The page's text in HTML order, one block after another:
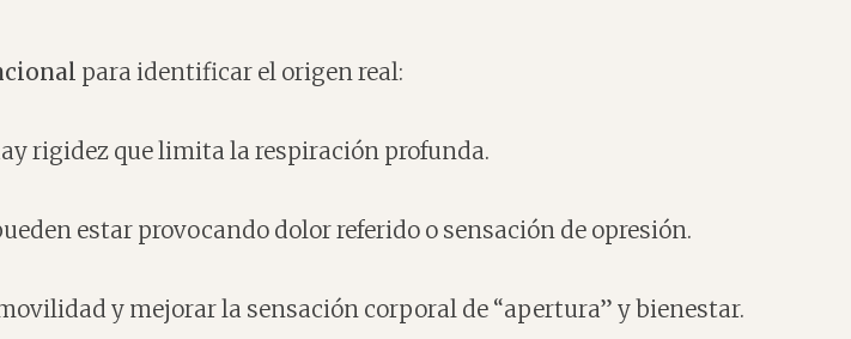
para identificar el origen real:
rigidez que limita la respiración profunda.
estar provocando dolor referido o sensación de opresión.
y mejorar la sensación corporal de “apertura” y bienestar.